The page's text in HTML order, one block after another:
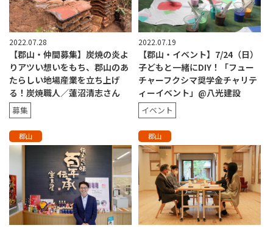
2022.07.28
【郡山・仲間募集】炭焼の炎よ
りアツい想いをもち、郡山のあ
たらしい地場産業を立ち上げ
る！炭焼職人／蓮沼清志さん
募集
2022.07.19
【郡山・イベント】7/24（日）
子どもと一緒にDIY！「フュー
チャーフクシマ奨学金チャリテ
ィーイベント」@八光建設
イベント
郡山 郡山